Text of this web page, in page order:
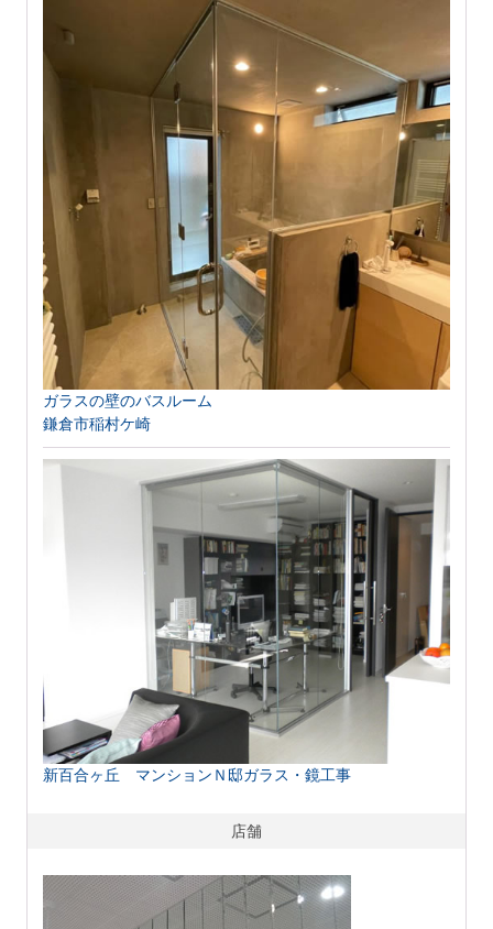
ガラスの壁のバスルーム
鎌倉市稲村ケ崎
新百合ヶ丘 マンションＮ邸ガラス・鏡工事
店舗